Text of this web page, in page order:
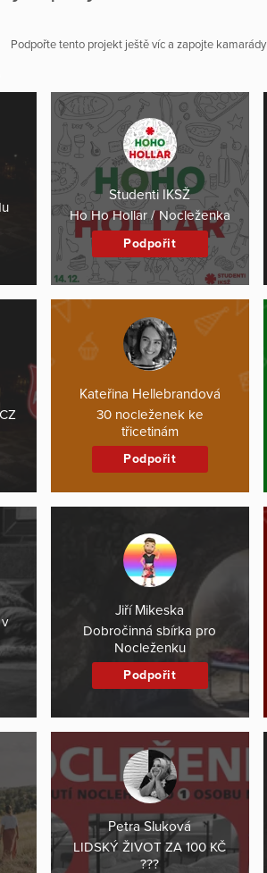
Podpořte tento projekt ještě víc a zapojte kamarády
Studenti IKSŽ
Ho Ho Hollar / Nocleženka
Podpořit
Kateřina Hellebrandová
30 nocleženek ke
třicetinám
Podpořit
Jiří Mikeska
Dobročinná sbírka pro
Nocleženku
Podpořit
Petra Sluková
LIDSKÝ ŽIVOT ZA 100 KČ
???